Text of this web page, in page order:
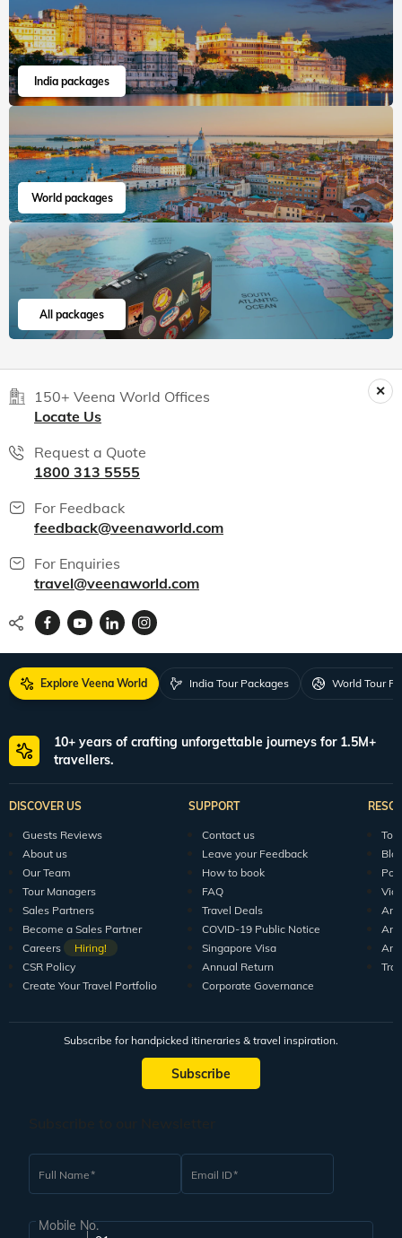
India packages
World packages
All packages
150+ Veena World Offices
Locate Us
Request a Quote
1800 313 5555
For Feedback
feedback@veenaworld.com
For Enquiries
travel@veenaworld.com
Explore Veena World India Tour Packages World Tour
10+ years of crafting unforgettable journeys for 1.5M+
travellers.
DISCOVER US
Guests Reviews
About us
Our Team
Tour Managers
Sales Partners
Become a Sales Partner
Careers
Hiring!
CSR Policy
Create Your Travel Portfolio
SUPPORT
Contact us
Leave your Feedback
How to book
FAQ
Travel Deals
COVID-19 Public Notice
Singapore Visa
Annual Return
Corporate Governance
Subscribe for handpicked itineraries & travel inspiration.
Subscribe
Full Name Email ID
Mobile No.